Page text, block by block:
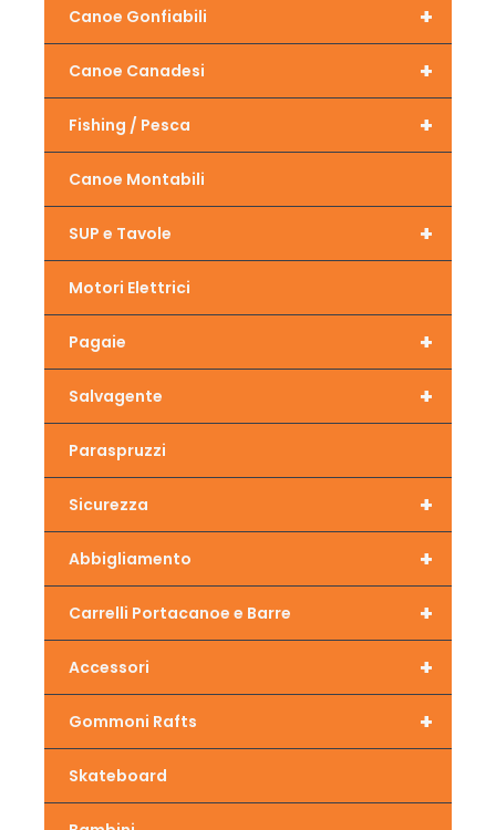
+
Canoe Gonfiabili
+
Canoe Canadesi
+
Fishing / Pesca
Canoe Montabili
+
SUP e Tavole
Motori Elettrici
+
Pagaie
+
Salvagente
Paraspruzzi
+
Sicurezza
+
Abbigliamento
+
Carrelli Portacanoe e Barre
+
Accessori
+
Gommoni Rafts
Skateboard